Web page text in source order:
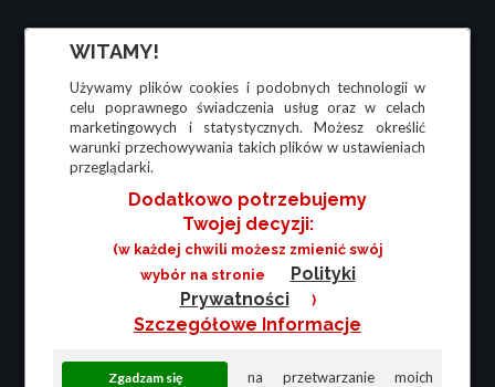
WITAMY!
Używamy plików cookies i podobnych technologii w
celu poprawnego świadczenia usług oraz w celach
marketingowych i statystycznych. Możesz określić
warunki przechowywania takich plików w ustawieniach
przeglądarki.
Dodatkowo potrzebujemy
Twojej decyzji:
(w każdej chwili możesz zmienić swój
wybór na stronie
Polityki
Prywatności
)
Szczegółowe Informacje
na przetwarzanie moich